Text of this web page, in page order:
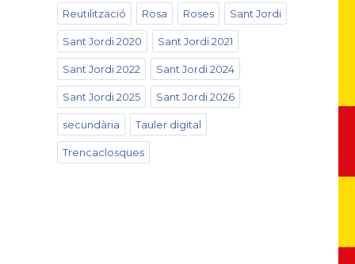
Reutilització Rosa Roses Sant Jordi
Sant Jordi 2020 Sant Jordi 2021
Sant Jordi 2022 Sant Jordi 2024
Sant Jordi 2025 Sant Jordi 2026
secundària Tauler digital
Trencaclosques